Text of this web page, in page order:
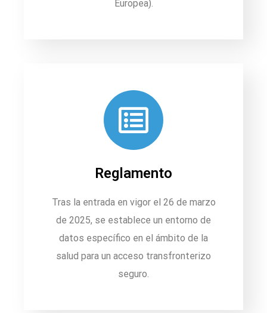
Europea).
Reglamento
Tras la entrada en vigor el 26 de marzo
de 2025, se establece un entorno de
datos específico en el ámbito de la
salud para un acceso transfronterizo
seguro.